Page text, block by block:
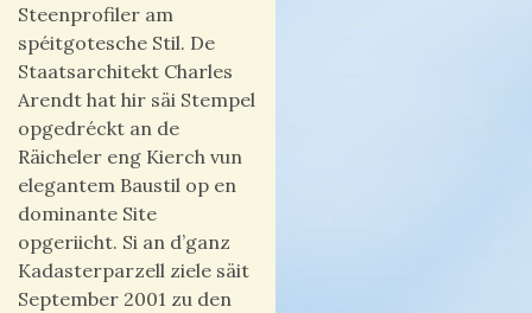
Steenprofiler am
spéitgotesche Stil. De
Staatsarchitekt Charles
Arendt hat hir säi Stempel
opgedréckt an de
Räicheler eng Kierch vun
elegantem Baustil op en
dominante Site
opgeriicht. Si an d’ganz
Kadasterparzell ziele säit
September 2001 zu den